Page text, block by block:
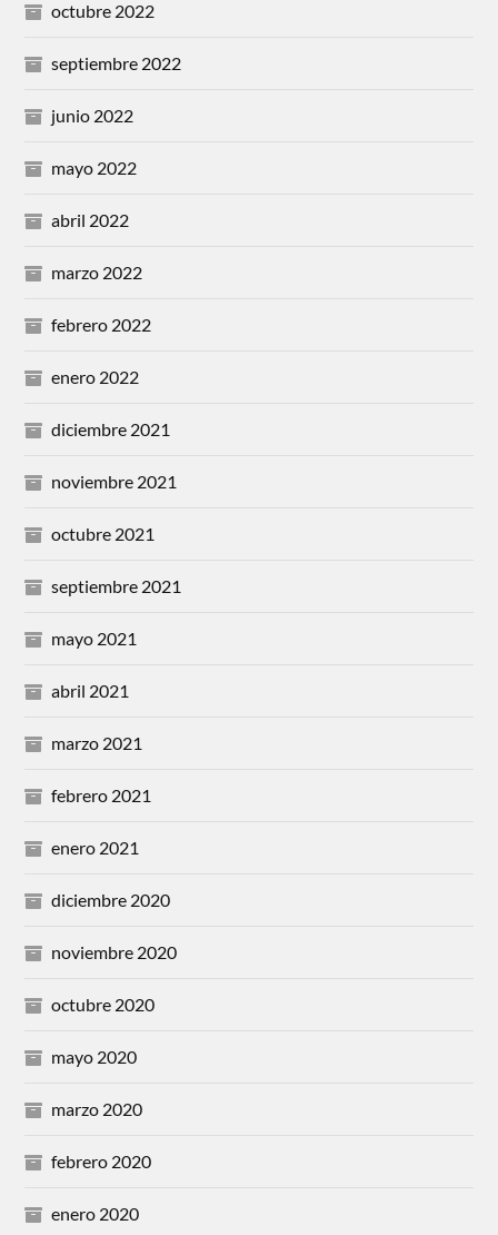
octubre 2022
septiembre 2022
junio 2022
mayo 2022
abril 2022
marzo 2022
febrero 2022
enero 2022
diciembre 2021
noviembre 2021
octubre 2021
septiembre 2021
mayo 2021
abril 2021
marzo 2021
febrero 2021
enero 2021
diciembre 2020
noviembre 2020
octubre 2020
mayo 2020
marzo 2020
febrero 2020
enero 2020